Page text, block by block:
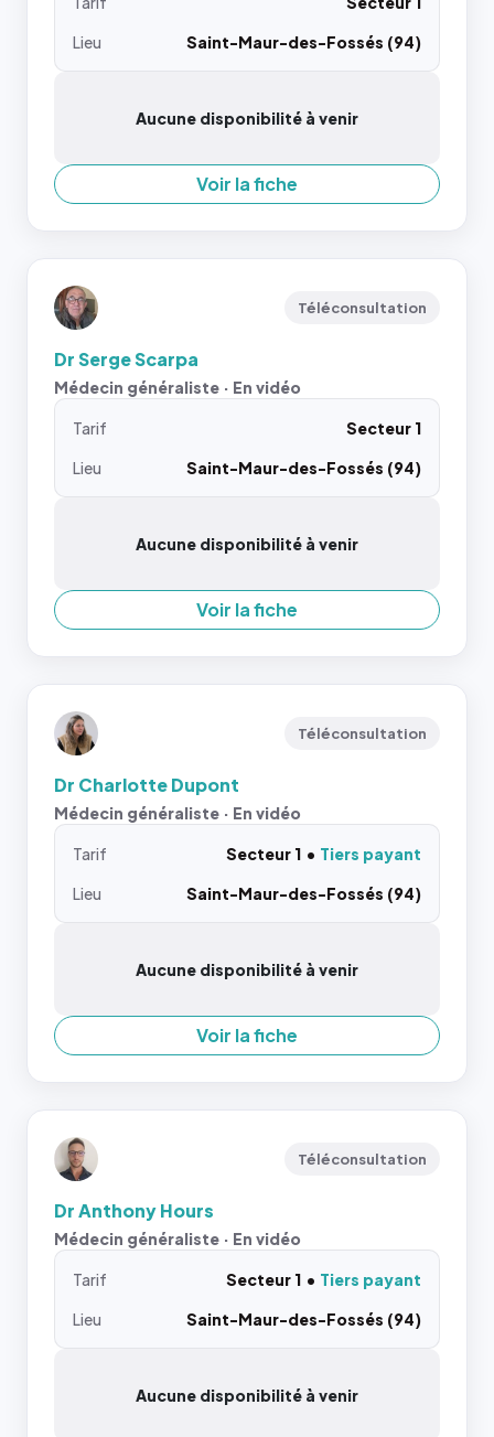
Lieu
Saint-Maur-des-Fossés (94)
Aucune disponibilité à venir
Voir la fiche
Téléconsultation
Dr Serge Scarpa
Médecin généraliste · En vidéo
Tarif
Secteur 1
Lieu
Saint-Maur-des-Fossés (94)
Aucune disponibilité à venir
Voir la fiche
Téléconsultation
Dr Charlotte Dupont
Médecin généraliste · En vidéo
Tarif Secteur 1
Tiers payant
Lieu
Saint-Maur-des-Fossés (94)
Aucune disponibilité à venir
Voir la fiche
Téléconsultation
Dr Anthony Hours
Médecin généraliste · En vidéo
Tarif Secteur 1
Tiers payant
Lieu
Saint-Maur-des-Fossés (94)
Aucune disponibilité à venir